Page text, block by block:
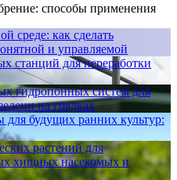
способы применения
среде: как сделать
и управляемой
станций для переработки
гидропонных систем для
на грядках
для будущих ранних культур:
растений для
хищных насекомых и